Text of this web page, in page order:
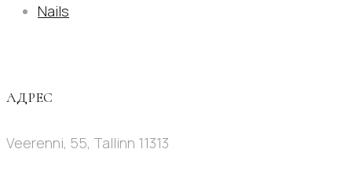
Nails
АДРЕС
Veerenni, 55, Tallinn 11313